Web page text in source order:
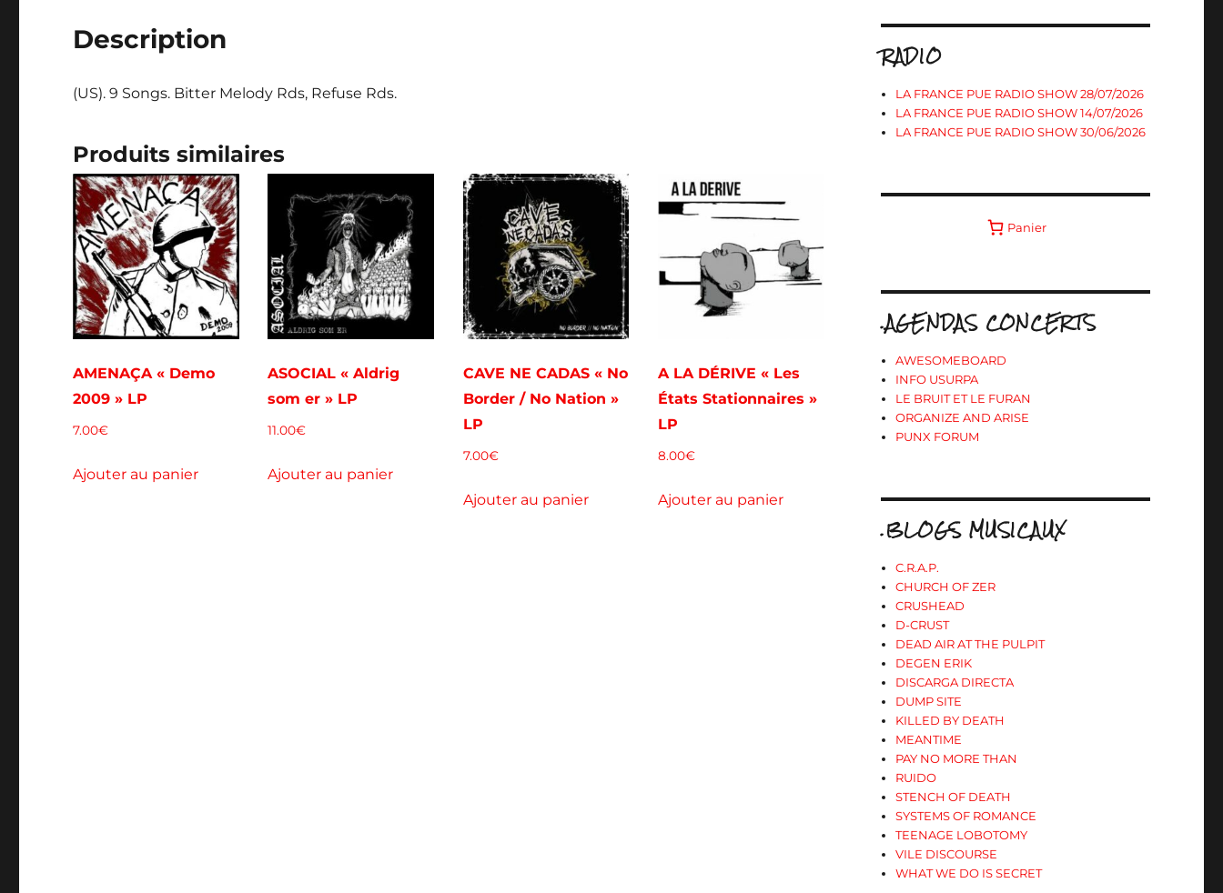
Description
(US). 9 Songs. Bitter Melody Rds, Refuse Rds.
Produits similaires
AMENAÇA « Demo
2009 » LP
7.00€
Ajouter au panier
ASOCIAL « Aldrig
som er » LP
11.00€
Ajouter au panier
CAVE NE CADAS « No
Border / No Nation »
LP
7.00€
Ajouter au panier
A LA DÉRIVE « Les
États Stationnaires »
LP
8.00€
Ajouter au panier
RADIO
LA FRANCE PUE RADIO SHOW 28/07/2026
LA FRANCE PUE RADIO SHOW 14/07/2026
LA FRANCE PUE RADIO SHOW 30/06/2026
Panier
.AGENDAS CONCERTS
AWESOMEBOARD
INFO USURPA
LE BRUIT ET LE FURAN
ORGANIZE AND ARISE
PUNX FORUM
.BLOGS MUSICAUX
C.R.A.P.
CHURCH OF ZER
CRUSHEAD
D-CRUST
DEAD AIR AT THE PULPIT
DEGEN ERIK
DISCARGA DIRECTA
DUMP SITE
KILLED BY DEATH
MEANTIME
PAY NO MORE THAN
RUIDO
STENCH OF DEATH
SYSTEMS OF ROMANCE
TEENAGE LOBOTOMY
VILE DISCOURSE
WHAT WE DO IS SECRET